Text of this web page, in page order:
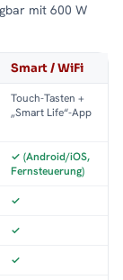
mit 600 W
Smart / WiFi
Touch-Tasten +
„Smart Life“-App
✓ (Android/iOS,
Fernsteuerung)
✓
✓
✓